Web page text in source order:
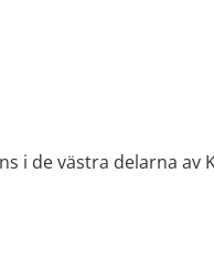
i de västra delarna av